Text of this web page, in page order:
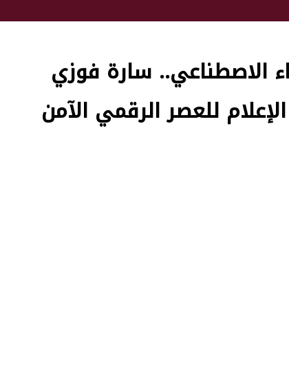
الاصطناعي.. سارة فوزي
للعصر الرقمي الآمن